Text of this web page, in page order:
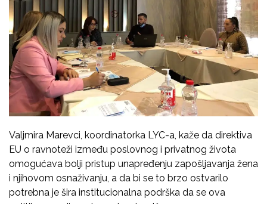
Valjmira Marevci, koordinatorka LYC-a, kaže da direktiva
EU o ravnoteži između poslovnog i privatnog života
omogućava bolji pristup unapređenju zapošljavanja žena
i njihovom osnaživanju, a da bi se to brzo ostvarilo
potrebna je šira institucionalna podrška da se ova